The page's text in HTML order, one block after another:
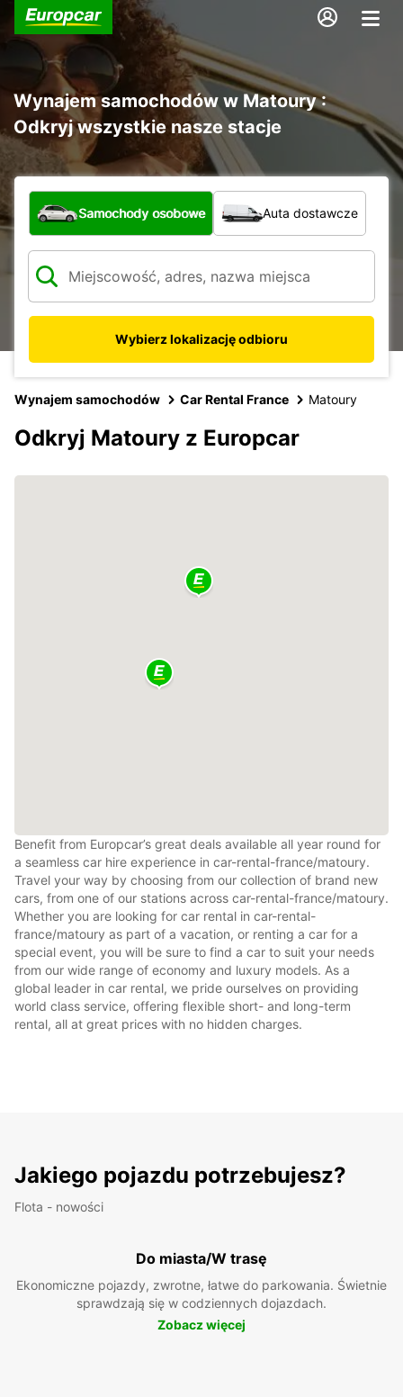
Wynajem samochodów w Matoury :
Odkryj wszystkie nasze stacje
Jaki typ pojazdu?
Samochody osobowe Auta dostawcze
Wybierz lokalizację odbioru
Wynajem samochodów Car Rental France Matoury
Odkryj Matoury z Europcar
Benefit from Europcar’s great deals available all year round for
a seamless car hire experience in car-rental-france/matoury.
Travel your way by choosing from our collection of brand new
cars, from one of our stations across car-rental-france/matoury.
Whether you are looking for car rental in car-rental-
france/matoury as part of a vacation, or renting a car for a
special event, you will be sure to find a car to suit your needs
from our wide range of economy and luxury models. As a
global leader in car rental, we pride ourselves on providing
world class service, offering flexible short- and long-term
rental, all at great prices with no hidden charges.
Jakiego pojazdu potrzebujesz?
Flota - nowości
Do miasta/W trasę
Ekonomiczne pojazdy, zwrotne, łatwe do parkowania. Świetnie
sprawdzają się w codziennych dojazdach.
Zobacz więcej